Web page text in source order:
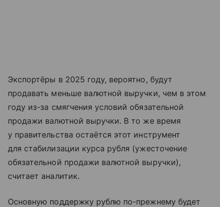
Экспортёры в 2025 году, вероятно, будут
продавать меньше валютной выручки, чем в этом
году из-за смягчения условий обязательной
продажи валютной выручки. В то же время
у правительства остаётся этот инструмент
для стабилизации курса рубля (ужесточение
обязательной продажи валютной выручки),
считает аналитик.
Основную поддержку рублю по-прежнему будет